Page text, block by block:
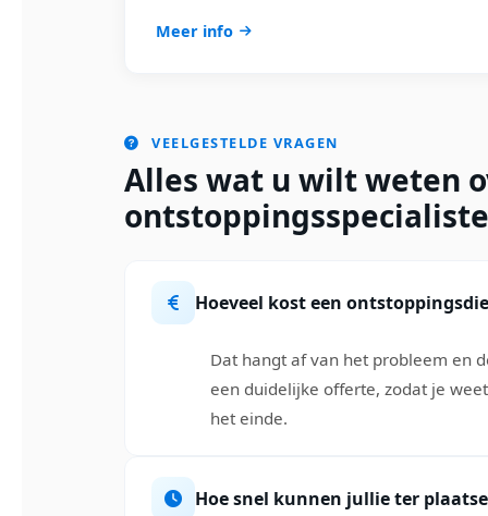
Meer info
VEELGESTELDE VRAGEN
Alles wat u wilt weten
Hoeveel kost een
Dat hangt af van het probleem en
een duidelijke offerte, zodat je
het einde.
Hoe snel kunnen jullie ter